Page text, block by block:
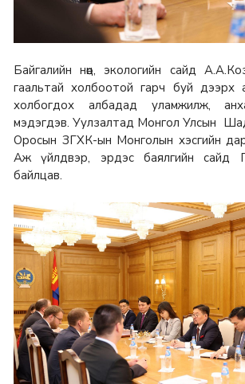
Байгалийн нөөц, экологийн сайд
гаальтай холбоотой гарч буй дээрх
холбогдох албадад уламжилж,
мэдэгдэв. Уулзалтад Монгол Улсын
Оросын ЗГХК-ын Монголын хэсгийн
Аж үйлдвэр, эрдэс баялгийн сайд
байлцав.